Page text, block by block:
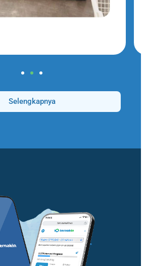
Selengkapnya